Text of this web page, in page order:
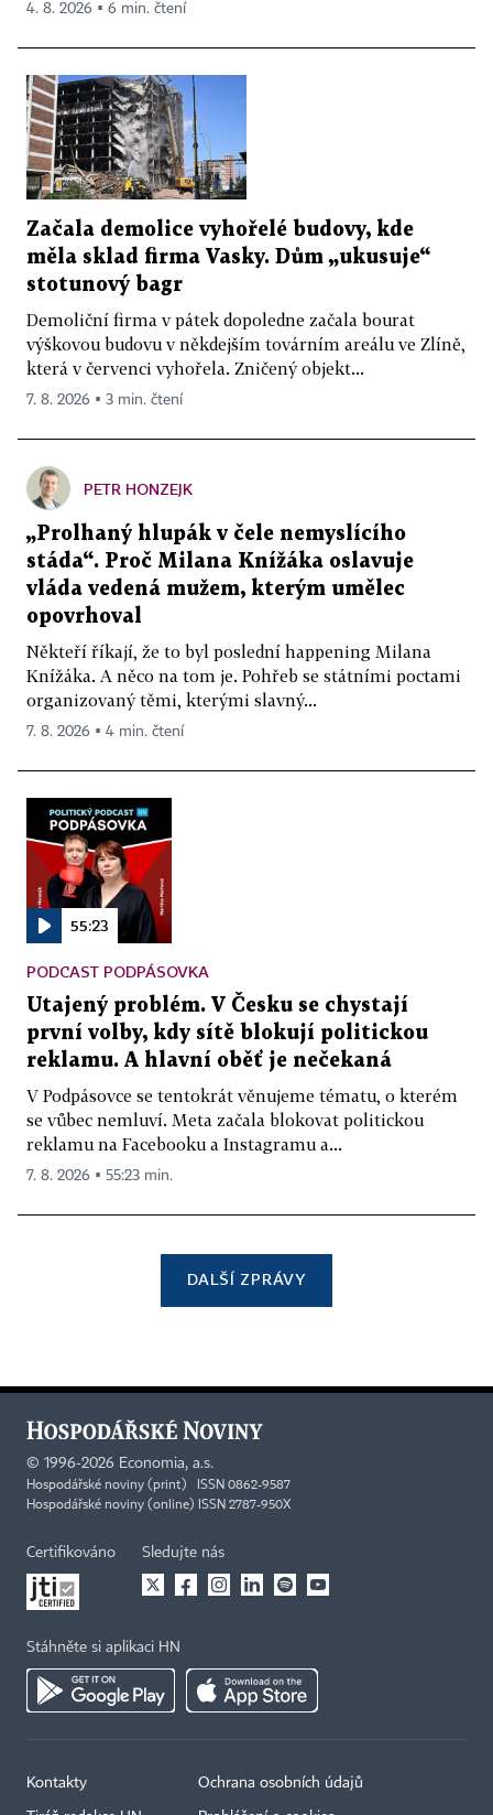
4. 8. 2026 ▪ 6 min. čtení
Začala demolice vyhořelé budovy, kde
měla sklad firma Vasky. Dům „ukusuje“
stotunový bagr
Demoliční firma v pátek dopoledne začala bourat
výškovou budovu v někdejším továrním areálu ve Zlíně,
která v červenci vyhořela. Zničený objekt...
7. 8. 2026 ▪ 3 min. čtení
PETR HONZEJK
„Prolhaný hlupák v čele nemyslícího
stáda“. Proč Milana Knížáka oslavuje
vláda vedená mužem, kterým umělec
opovrhoval
Někteří říkají, že to byl poslední happening Milana
Knížáka. A něco na tom je. Pohřeb se státními poctami
organizovaný těmi, kterými slavný...
7. 8. 2026 ▪ 4 min. čtení
55:23
PODCAST PODPÁSOVKA
Utajený problém. V Česku se chystají
první volby, kdy sítě blokují politickou
reklamu. A hlavní oběť je nečekaná
V Podpásovce se tentokrát věnujeme tématu, o kterém
se vůbec nemluví. Meta začala blokovat politickou
reklamu na Facebooku a Instagramu a...
7. 8. 2026 ▪ 55:23 min.
DALŠÍ ZPRÁVY
© 1996-2026 Economia, a.s.
Hospodářské noviny (print) ISSN 0862-9587
Hospodářské noviny (online) ISSN 2787-950X
Certifikováno Sledujte nás
Stáhněte si aplikaci HN
Kontakty Ochrana osobních údajů